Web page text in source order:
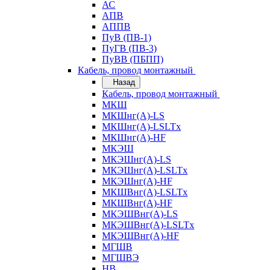
АС
АПВ
АППВ
ПуВ (ПВ-1)
ПуГВ (ПВ-3)
ПуВВ (ПБПП)
Кабель, провод монтажный
Назад
Кабель, провод монтажный
МКШ
МКШнг(А)-LS
МКШнг(А)-LSLTx
МКШнг(А)-HF
МКЭШ
МКЭШнг(А)-LS
МКЭШнг(А)-LSLTx
МКЭШнг(А)-HF
МКШВнг(A)-LSLTx
МКШВнг(А)-HF
МКЭШВнг(А)-LS
МКЭШВнг(A)-LSLTx
МКЭШВнг(А)-HF
МГШВ
МГШВЭ